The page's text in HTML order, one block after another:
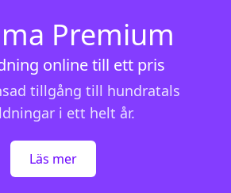
Premium
online till ett pris
tillgång till hundratals
i ett helt år.
Läs mer